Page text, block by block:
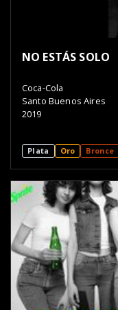
NO ESTÁS SOLO
Coca-Cola
Santo Buenos Aires
2019
Plata Oro Bronce